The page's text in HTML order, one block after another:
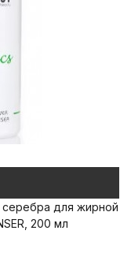
для жирной
200 мл